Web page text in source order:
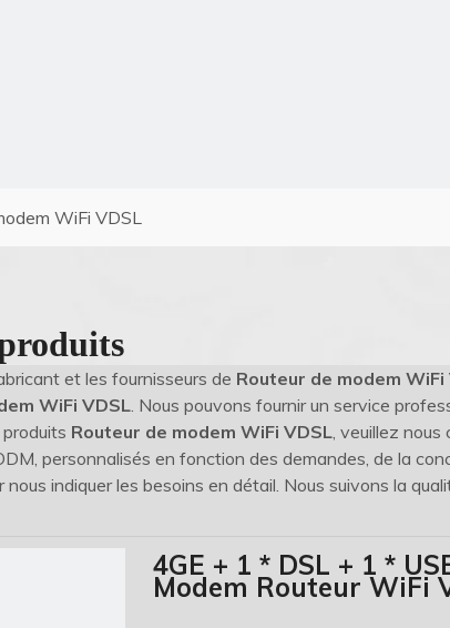
WiFi VDSL
et les fournisseurs de Routeur de modem WiFi
WiFi VDSL. Nous pouvons fournir un service
Routeur de modem WiFi VDSL, veuillez nous
personnalisés en fonction des demandes, de la
nous indiquer les besoins en détail. Nous suivons la
4GE + 1 * DSL + 1 *
Modem Routeur WiFi